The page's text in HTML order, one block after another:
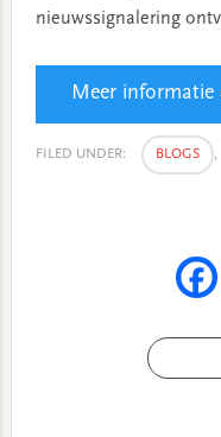
nieuwssignalering
Meer informatie
FILED UNDER: BLOGS ,